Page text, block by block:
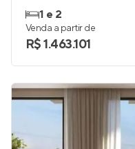
1 e 2
Venda a partir de
R$ 1.463.101